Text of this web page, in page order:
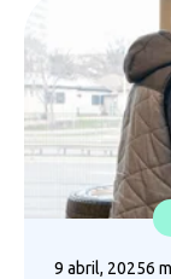
9 abril, 20256